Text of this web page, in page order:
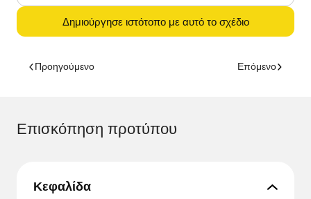
Δημιούργησε ιστότοπο με αυτό το σχέδιο
Προηγούμενο Επόμενο
Επισκόπηση προτύπου
Κεφαλίδα